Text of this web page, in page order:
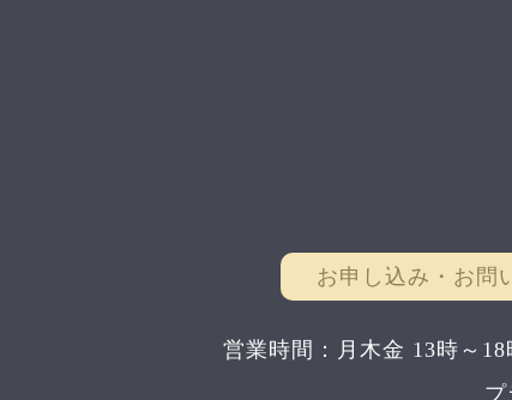
お申し込み・お問
営業時間：月木金 13時～
プ